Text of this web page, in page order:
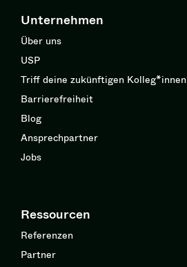
Unternehmen
Über uns
USP
Triff deine zukünftigen Kolleg*innen
Barrierefreiheit
Blog
Ansprechpartner
Jobs
Ressourcen
Referenzen
Partner